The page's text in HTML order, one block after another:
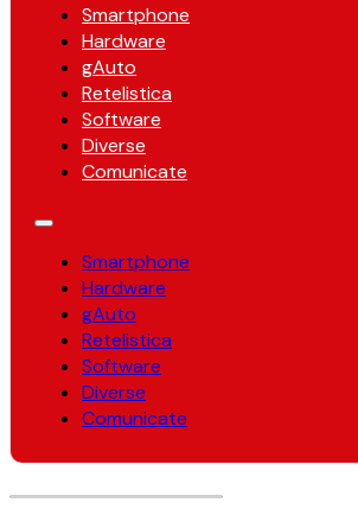
Smartphone
Hardware
gAuto
Retelistica
Software
Diverse
Comunicate
Smartphone
Hardware
gAuto
Retelistica
Software
Diverse
Comunicate